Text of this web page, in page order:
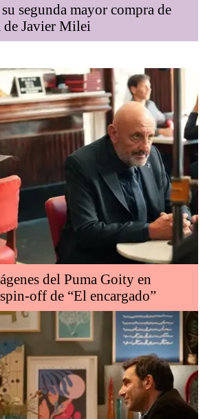
segunda mayor compra de
de Javier Milei
del Puma Goity en
off de “El encargado”